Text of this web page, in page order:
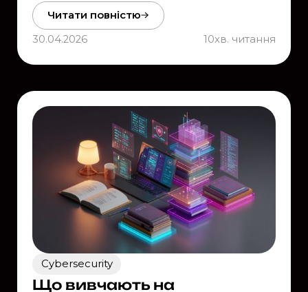
Читати повністю
30.04.2026
10хв. читання
Cybersecurity
Що вивчають на